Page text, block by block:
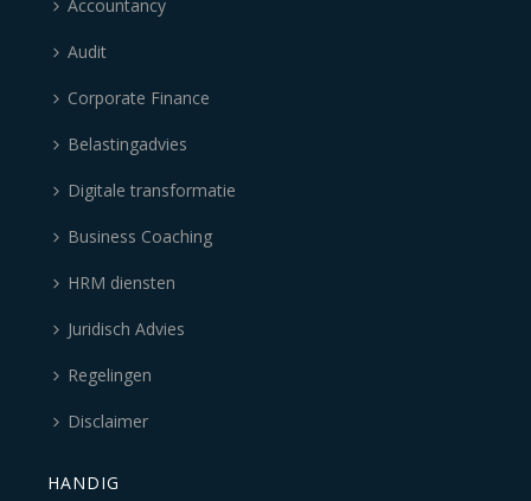
Accountancy
Audit
Corporate Finance
Belastingadvies
Digitale transformatie
Business Coaching
HRM diensten
Juridisch Advies
Regelingen
Disclaimer
HANDIG